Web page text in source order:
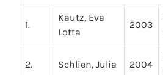
1.
Kautz, Eva
Lotta
2003
2. Schlien, Julia 2004